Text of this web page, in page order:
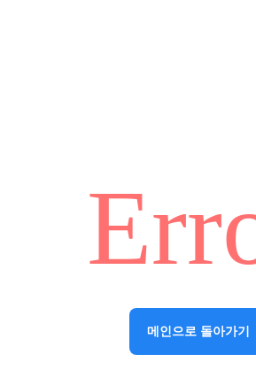
메인으로 돌아가기